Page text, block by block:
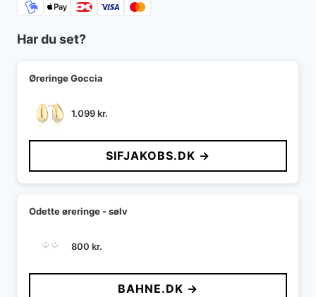
Har du set?
Øreringe Goccia
1.099kr.
SIFJAKOBS.DK →
Odette øreringe - sølv
800 kr.
BAHNE.DK →